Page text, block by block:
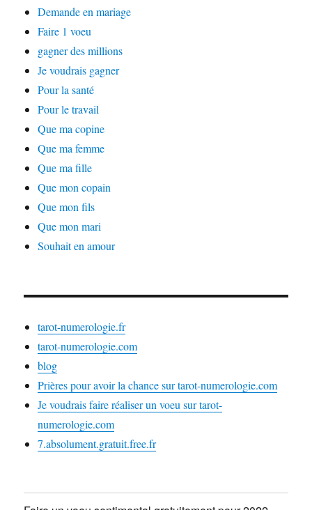
Demande en mariage
Faire 1 voeu
gagner des millions
Je voudrais gagner
Pour la santé
Pour le travail
Que ma copine
Que ma femme
Que ma fille
Que mon copain
Que mon fils
Que mon mari
Souhait en amour
tarot-numerologie.fr
tarot-numerologie.com
blog
Prières pour avoir la chance sur tarot-numerologie.com
Je voudrais faire réaliser un voeu sur tarot-
numerologie.com
7.absolument.gratuit.free.fr